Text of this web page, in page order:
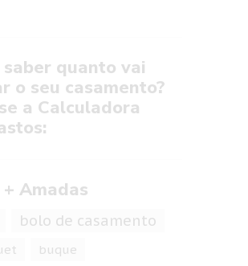
saber quanto vai
o seu casamento?
a Calculadora
Amadas
bolo de casamento
buque